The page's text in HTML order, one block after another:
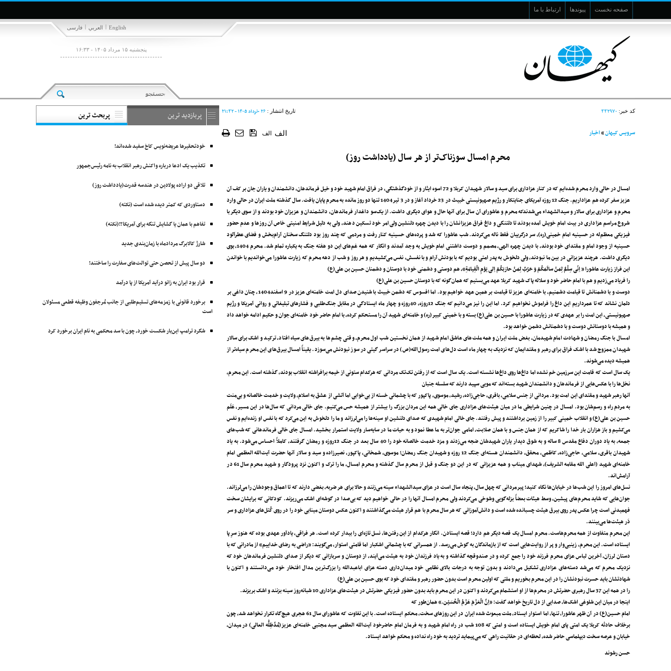
صفحه نخست پیوندها ارتباط با ما
فارسی | العربي | English
پنجشنبه ۱۵ مرداد ۱۴۰۵ - ۱۶:۳۳
کد خبر: ۳۳۲۹۷۰ تاریخ انتشار :۲۶ خرداد ۱۴۰۵ - ۲۱:۳۲
سرویس کیهان»اخبار الف الف
محرم امسال سوزناک‌تر از هر سال (یادداشت روز)
امسال در حالی وارد محرم شده‌ایم که در کنار عزاداری برای سید و سالار شهیدان کربلا و 72 اسوه ایثار و از خودگذشتگی‌، در فراق امام شهید خود و خیل فرماندهان، دانشمندان و یاران جان بر کف آن
عزیز سفر کرده هم عزاداریم. جنگ 12 روزه آمریکای جنایتکار و رژیم صهیونیستی خبیث در 23 خرداد آغاز و در 3 تیر1404 تنها دو روز مانده به محرم پایان یافت. سال گذشته ملت ایران در حالی وارد
محرم و عزاداری برای سالار و سیدالشهداء می‌شدندکه محرم و عاشورای آن سال برای آنها حال و هوای دیگری داشت. از یک‌سو داغدار فرماندهان‌، دانشمندان و عزیزان خود بودند و از سوی دیگر با
شروع مراسم عزاداری در بیت امام خویش آمده بودند تا دلتنگی و داغ فراق عزیزانشان را با دیدن چهره دلنشین ولی‌امر خود تسکین دهند، ولی به دلیل شرایط امنیتی خاص آن روزها و عدم حضور
فیزیکی معظم‌له در حسینیه امام خمینی(ره)، سر در‌گریبان فقط ناله می‌کردند. شب عاشورا که شد و پرده‌های حسینیه کنار رفت و مردمی که چند روز بود دلتنگ سخنان آرام‌بخش و فضای عطرآلود
حسینیه از وجود امام و مقتدای خود بودند‌، با دیدن چهره الهی‌، مصمم و دوست داشتنی امام خویش به وجد آمدند و انگار که همه غم‌های این دو هفته جنگ به یکباره تمام شد. محرم 1404، بوی
دیگری داشت. هرچند عزیزانی در بین ما نبودند، ولی دلخوش به پدر امتی بودیم که با بودنش آرام و با نفسش، نفس می‌کشیدیم و هر روز و شب از دهه محرم که زیارت عاشورا می‌خواندیم با خواندن
این فراز زیارت عاشورا « اِنّی سِلْمٌ لِمَنْ سالَمَکُمْ وَ حَرْبٌ لِمَنْ حارَبَکُمْ اِلی یَوْمِ الْقِیامَةِ»‌، هم دوستی و دشمنی خود با دوستان و دشمنان حسین بن علی(ع)
را فریاد می‌زدیم و هم با امام حاضر خود و سلاله پاک شهید کربلا عهد می‌بستیم که همان‌گونه که با دوستان حسین بن علی‌(ع)
دوست و با دشمنانش تا قیامت دشمنیم‌، با خامنه‌ای عزیز تا قیامت بر همین عهد خواهیم بود. اما افسوس که دشمن خبیث با شنیدن صدای دل امت خامنه‌ای عزیز در 9 اسفند1404‌، چنان داغی بر
دلمان نشاند که تا عمرداریم این داغ را فراموش نخواهیم کرد. اما این را نیز می‌دانیم که جنگ 12روزه‌، 40روزه و چهار ماه ایستادگی در مقابل جنگ‌طلبی و فشارهای تبلیغاتی و روانی آمریکا و رژیم
صهیونیستی‌، این امت را بر عهدی که در زیارت عاشورا با حسین بن علی‌(ع) بسته و با خمینی کبیر(ره) و خامنه‌ای شهید آن را مستحکم کرده‌، با امام حاضر خود خامنه‌ای جوان و حکیم ادامه خواهد داد
و همیشه با دوستانش دوست و با دشمنانش دشمن خواهد بود.
امسال با جنگ رمضان و شهادت امام شهیدمان‌، بغض ملت ایران و همه ملت‌های عاشق امام شهید از همان نخستین شب اول محرم، وقتی چشم‌ها به بیرق‌های سیاه افتاد‌، ترکید و اشک برای سالار
شهیدان ممزوج شد با اشک فراق برای رهبر و مقتدایمان که نزدیک به چهار ماه است دل‌های امت رسول‌الله(ص) در سراسر گیتی در سوز نبودنش می‌سوزد. یقیناً امسال بیرق‌های این محرم سیاه‌تر از
همیشه دیده می‌شوند.
یک سال است که قامت این سرزمین خم نشده اما داغ‌ها روی داغ‌ها نشسته است. یک سال است که از رفتن تک‌تک مردانی که هرکدام ستونی از خیمه برافراشته انقلاب بودند، گذشته است. این محرم،
نخل‌ها را با عکس‌هایی از فرماندهان و دانشمندان شهید بسته‌اند که مویی سپید دارند که سلسله جنبان
آنها رهبر شهید و مقتدای این امت بود. مردانی از جنس سلامی، باقری‌، حاجی‌زاده‌، رشید‌، موسوی، پاکپور که با چشمانی خسته از بی‌خوابی اما آتشی از عشق به اسلام، ولایت و خدمت خالصانه و بی‌منت
به مردم راه و رسم‌شان بود. امسال در چنین شرایطی ما در میان هیئت‌های عزاداری جای خالی ‌همه این مردان بزرگ را بیشتر از همیشه حس می‌کنیم. جای خالی مردانی که سال‌ها در این مسیر، عَلَم
حسین بن علی(ع) و انقلاب خمینی کبیر را از زمین برداشتند و پیش ‌رفتند. جای خالی امام شهیدی که صدای دلنشین او سینه‌ها را می‌لرزاند و ما را دلخوش به این می‌کرد که با نفس او زنده‌ایم و نفس
می‌کشیم و باز هزاران بار خدا را شاکریم که از همان جنس و با همان صلابت، امامی جوان‌تر به ما عطا نمود و به حیات ما در سایه‌سار ولایت استمرار بخشید. امسال جای خالی فرماندهانی که شب‌های
جمعه، به یاد دوران دفاع مقدس 8 ساله و به شوق دیدار یاران شهید‌شان ضجه می‌زدند و مزد خدمت خالصانه خود را 40 سال بعد در جنگ 12روزه و رمضان گرفتند‌، کاملاً احساس می‌شود. به یاد
شهیدان باقری، سلامی، حاجی‌زاده، کاظمی، محقق‌، دانشمندان هسته‌ای جنگ 12 روزه و شهیدان جنگ رمضان؛ موسوی، شمخانی، پاکپور‌، نصیرزاده و سید و سالار آنها حضرت آیت‌الله العظمی امام
خامنه‌ای شهید (اعلی الله مقامه الشریف)، شهدای میناب و همه عزیزانی که در این دو جنگ و قبل از محرم سال گذشته و محرم امسال‌، ما را ترک و اکنون نزد پرودگار و شهید محرم سال 61 در
آرامش‌اند.
نسل‌های امروز را این شب‌ها در خیابان‌ها نگاه کنید؛ پیرمردانی که چهل سال‌، پنجاه سال است در عزای سیدالشهداء سینه می‌زنند و حالا برای هر ضربه، بغضی دارند که تا اعماق وجودشان را می‌لرزاند.
جوان‌هایی که شاید محرم‌های پیشین، وسط هیئات بعضاً بزله‌گویی وشوخی می‌کردند ولی محرم امسال آنها را در حالی خواهیم دید که بی‌صدا در گوشه‌ای اشک می‌ریزند. کودکانی که برایشان سخت
فهمیدنی است چرا عکس پدر روی بیرق هیئت چسبانده شده است و دانش‌آموزانی که هر سال محرم با هم قرار هیئت می‌گذاشتند و اکنون عکس دوستان مینابی خود را در روی کُتل‌های عزاداری و سر
دَر هیئت‌ها می‌بینند.
این محرم متفاوت از همه محرم‌هاست. محرم امسال یک قصه‌ دیگر هم دارد؛ قصه‌ ایستادن. انگار هرکدام از این رفتن‌ها، نسل تازه‌ای را بیدار کرده است. هر فراقی، یادآور عهدی بوده که هنوز سرِ پا
ایستاده است. این محرم، زینبی‌وار و پر از روایت‌هایی است که از بازماندگان به گوش می‌رسد. از همسرانی که با چشمانی اشکبار اما قامتی استوار، می‌گویند: «راضی به رضای خداییم» از مادرانی که با
دستان لرزان، آخرین لباس عزای محرم فرزند خود را جمع کرده و در صندوقچه گذاشته و به یاد فرزندان خود به هیئت می‌آیند‌، از دوستان و سربازانی که دیگر از صدای دلنشین فرماندهان خود که
نزدیک محرم که می‌شد دسته‌های عزاداری تشکیل می‌دادند و بدون توجه به درجات بالای نظامی خود میدان‌داری دسته عزای اباعبدالله را بزرگ‌ترین مدال افتخار خود می‌دانستند و اکنون با
شهادتشان باید حسرت نبودنشان را در این محرم بخوریم و ملتی که اولین محرم است بدون حضور رهبر و مقتدای خود که بوی حسین بن علی(ع)
را در همه این 37 سال رهبری حضرتش در محرم‌ها از او استشمام می‌کردند و اکنون در این محرم باید بدون حضور فیزیکی حضرتش در هیئت‌های عزاداری 10 شبانه‌روز سینه بزنند و اشک بریزند.
اینجا در میان این شلوغی اشک‌ها، صدایی از دل تاریخ خواهد گفت: «اِنَّ الْعَزْمَ عَزْمُ الْحُسَیْن.» همان‌طور که
امام حسین‌(ع) در آن ظهر عاشورا‌، تنها، اما استوار ایستاد، ملت مبعوث شده ایران در این روزهای سخت، محکم ایستاده است. با این تفاوت که عاشورای سال 61 هجری هیچ‌گاه تکرار نخواهد شد، چون
برخلاف حادثه کربلا یک امتی پای امام خویش ایستاده است و امتی که 108 شب در راه امام شهید و به فرمان امام حاضرخود آیت‌الله العظمی سید مجتبی خامنه‌ای عزیز(مُدَّ‌ظِلُّه العالی) در میدان‌،
خیابان و عرصه سخت دیپلماسی حاضر شده‌، لحظه‌ای در حقانیت راهی که می‌پیماید تردید به خود راه نداده و محکم خواهد ایستاد.
حسن رشوند
پربازدید ترین پربحث ترین
خودتحقیرها عریضه‌نویس کاخ سفید شده‌اند!
تکذیب یک ادعا درباره واکنش رهبر انقلاب به نامه رئیس‌جمهور
تلاقی دو اراده پولادین در هندسه قدرت(یادداشت روز)
دستاوردی که کمتر دیده شده است (نکته)
تفاهم با عمان یا گشایش تنگه برای آمریکا؟!(نکته)
شارژ کالابرگ مردادماه با زمان‌بندی جدید
دو سال پیش از تحصن حتی توالت‌های سفارت را ساختند!
قرار بود ایران به زانو درآید آمریکا از پا درآمد
برخورد قانونی با زمزمه‌های تسلیم‌طلبی از جانب مُرجفون وظیفه‌ قطعی مسئولان
است
شگرد ترامپ این‌بار شکست خورد، چون با سد محکمی به نام ایران برخورد کرد